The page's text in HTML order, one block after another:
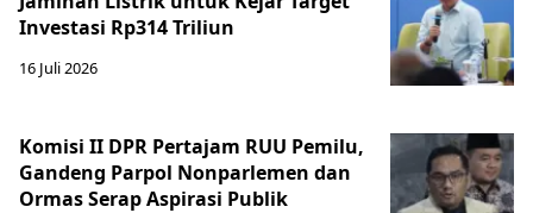
Investasi Rp314 Triliun
16 Juli 2026
Komisi II DPR Pertajam RUU Pemilu,
Gandeng Parpol Nonparlemen dan
Ormas Serap Aspirasi Publik